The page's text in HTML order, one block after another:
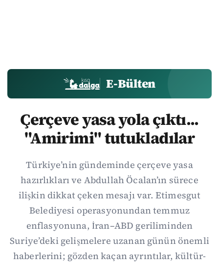
E-Bülten
Çerçeve yasa yola çıktı...
"Amirimi" tutukladılar
Türkiye’nin gündeminde çerçeve yasa
hazırlıkları ve Abdullah Öcalan’ın sürece
ilişkin dikkat çeken mesajı var. Etimesgut
Belediyesi operasyonundan temmuz
enflasyonuna, İran–ABD geriliminden
Suriye’deki gelişmelere uzanan günün önemli
haberlerini; gözden kaçan ayrıntılar, kültür-